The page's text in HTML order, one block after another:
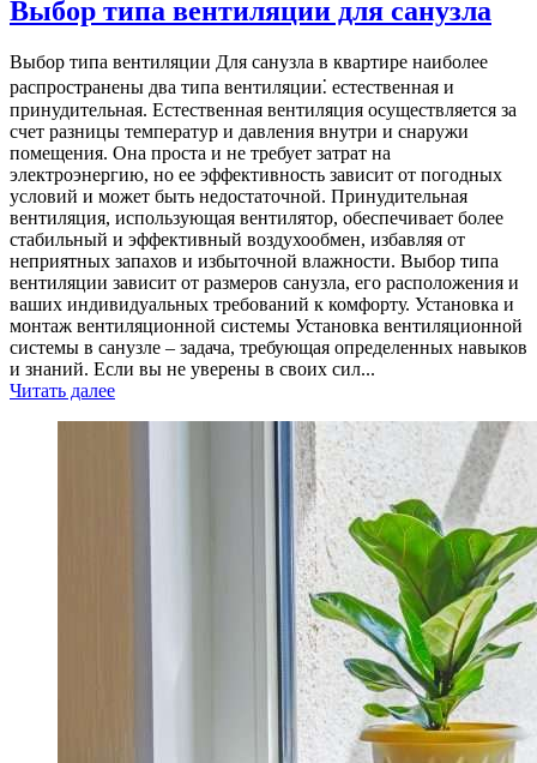
Выбор типа вентиляции для санузла
Выбор типа вентиляции Для санузла в квартире наиболее
распространены два типа вентиляции⁚ естественная и
принудительная. Естественная вентиляция осуществляется за
счет разницы температур и давления внутри и снаружи
помещения. Она проста и не требует затрат на
электроэнергию, но ее эффективность зависит от погодных
условий и может быть недостаточной. Принудительная
вентиляция, использующая вентилятор, обеспечивает более
стабильный и эффективный воздухообмен, избавляя от
неприятных запахов и избыточной влажности. Выбор типа
вентиляции зависит от размеров санузла, его расположения и
ваших индивидуальных требований к комфорту. Установка и
монтаж вентиляционной системы Установка вентиляционной
системы в санузле – задача, требующая определенных навыков
и знаний. Если вы не уверены в своих сил...
Читать далее